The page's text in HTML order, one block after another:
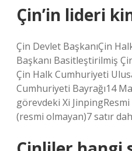
Çin’in lideri
Çin Devlet BaşkanıÇin
Başkanı Basitleştirilmiş
Çin Halk Cumhuriyeti
Cumhuriyeti Bayrağı14
görevdeki Xi
(resmi olmayan)7 satır